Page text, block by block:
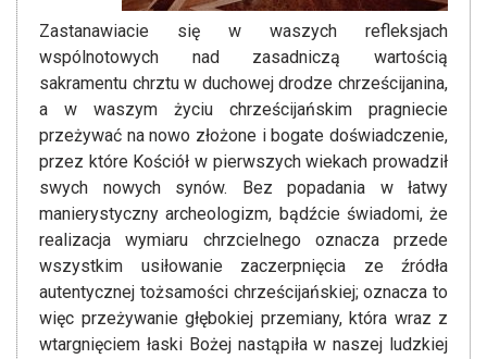
Zastanawiacie się w waszych refleksjach
wspólnotowych nad zasadniczą wartością
sakramentu chrztu w duchowej drodze chrześcijanina,
a w waszym życiu chrześcijańskim pragniecie
przeżywać na nowo złożone i bogate doświadczenie,
przez które Kościół w pierwszych wiekach prowadził
swych nowych synów. Bez popadania w łatwy
manierystyczny archeologizm, bądźcie świadomi, że
realizacja wymiaru chrzcielnego oznacza przede
wszystkim usiłowanie zaczerpnięcia ze źródła
autentycznej tożsamości chrześcijańskiej; oznacza to
więc przeżywanie głębokiej przemiany, która wraz z
wtargnięciem łaski Bożej nastąpiła w naszej ludzkiej